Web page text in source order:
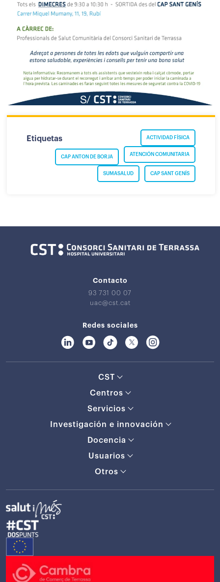
Etiquetas ACTIVIDAD FÍSICA
ATENCIÓN COMUNITARIA
CAP ANTON DE BORJA
CAP SANT GENÍS
SUMASALUD
Contacto
93 731 00 07
uac@cst.cat
Redes sociales
CST
Centros
Servicios
Investigación e innovación
Docencia
Usuarios
Otros